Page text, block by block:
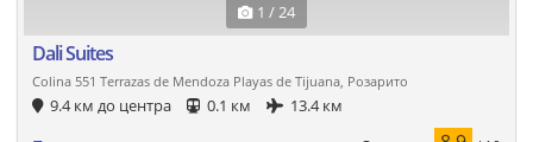
1 / 24
Dali Suites
Colina 551 Terrazas de Mendoza Playas de Tijuana, Розарито
9.4 км до центра 0.1 км
13.4 км